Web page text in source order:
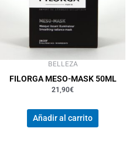
BELLEZA
FILORGA MESO-MASK 50ML
21,90€
Añadir al carrito